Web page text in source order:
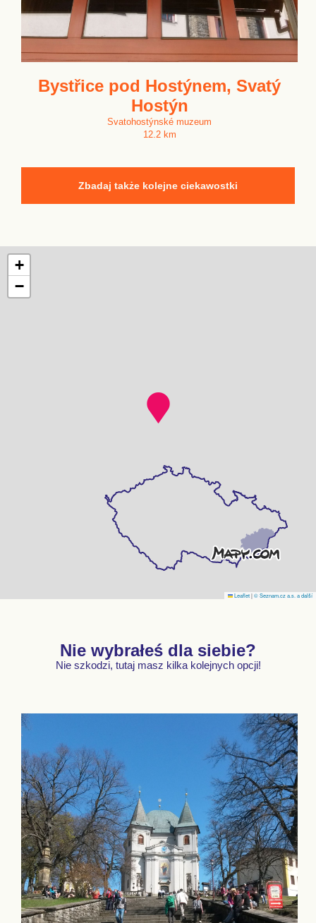
Bystřice pod Hostýnem, Svatý
Hostýn
Svatohostýnské muzeum
12.2 km
Zbadaj także kolejne ciekawostki
+
−
Leaflet|© Seznam.cz a.s. a další
Nie wybrałeś dla siebie?
Nie szkodzi, tutaj masz kilka kolejnych opcji!